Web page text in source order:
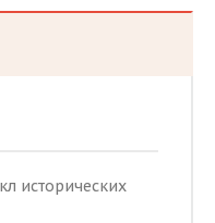
исторических